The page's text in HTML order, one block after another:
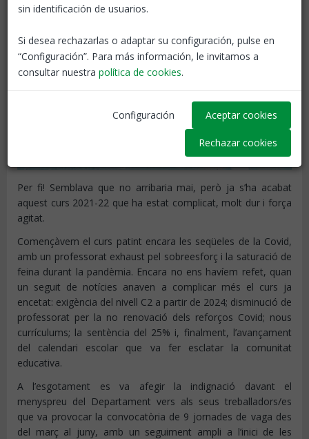
Per fi! Semblava que no arribaria mai, però ja s’ha acabat
aquest curs 2021-22 que ha estat complicat, molt dur i força
agitat.
Començàvem el curs patint encara les seqüeles de la Covid,
amb un professorat exhaust pel sobreesforç i la saturació de
feina durant la pandèmia. Encara no ens havíem refet, quan
un seguit de notícies anaven a complicar més el curs ja
encetat: exigència del nivell C2 a partir de 2024; disminució de
professorat per la no renovació dels reforços Covid; nous
currículums; la sentència del 25% i, finalment, l’avançament
del calendari escolar que va fer esclatar la comunitat
educativa.
A l’esgotament es va afegir la indignació davant el
menyspreu del Departament vers als seus treballadors/es
que va provocar la convocatòria de 9 jornades de vaga des
del març al juny, amb un seguiment ampli a l’inici de les
sin identificación de usuarios.
Si desea rechazarlas o adaptar su configuración, pulse en
“Configuración”. Para más información, le invitamos a
consultar nuestra política de cookies.
Configuración Aceptar cookies
Rechazar cookies